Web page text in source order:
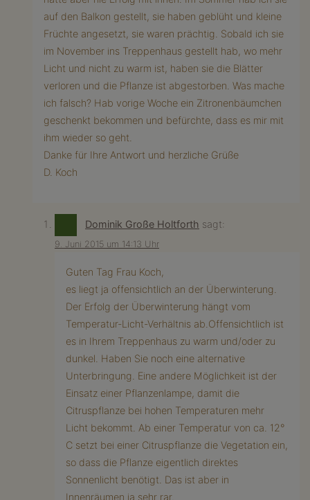
auf den Balkon gestellt, sie haben geblüht und kleine
Früchte angesetzt, sie waren prächtig. Sobald ich sie
im November ins Treppenhaus gestellt hab, wo mehr
Licht und nicht zu warm ist, haben sie die Blätter
verloren und die Pflanze ist abgestorben. Was mache
ich falsch? Hab vorige Woche ein Zitronenbäumchen
geschenkt bekommen und befürchte, dass es mir mit
ihm wieder so geht.
Danke für Ihre Antwort und herzliche Grüße
D. Koch
Dominik Große Holtforth sagt:
9. Juni 2015 um 14:13 Uhr
Guten Tag Frau Koch,
es liegt ja offensichtlich an der Überwinterung.
Der Erfolg der Überwinterung hängt vom
Temperatur-Licht-Verhältnis ab.Offensichtlich ist
es in Ihrem Treppenhaus zu warm und/oder zu
dunkel. Haben Sie noch eine alternative
Unterbringung. Eine andere Möglichkeit ist der
Einsatz einer Pflanzenlampe, damit die
Citruspflanze bei hohen Temperaturen mehr
Licht bekommt. Ab einer Temperatur von ca. 12°
C setzt bei einer Citruspflanze die Vegetation ein,
so dass die Pflanze eigentlich direktes
Sonnenlicht benötigt. Das ist aber in
Innenräumen ja sehr rar.